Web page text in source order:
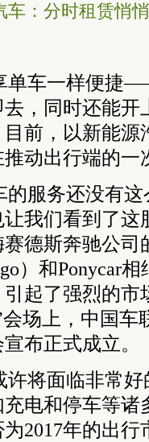
车：分时租赁悄
单车一样便捷
，同时还能开
前，以新能源
动出行端的一
的服务还没有
我们看到了这
德斯奔驰公司
）和Ponycar
起了强烈的市
会场上，中国
布正式成立。
许将面临非常
电和停车等诸
2017年的出